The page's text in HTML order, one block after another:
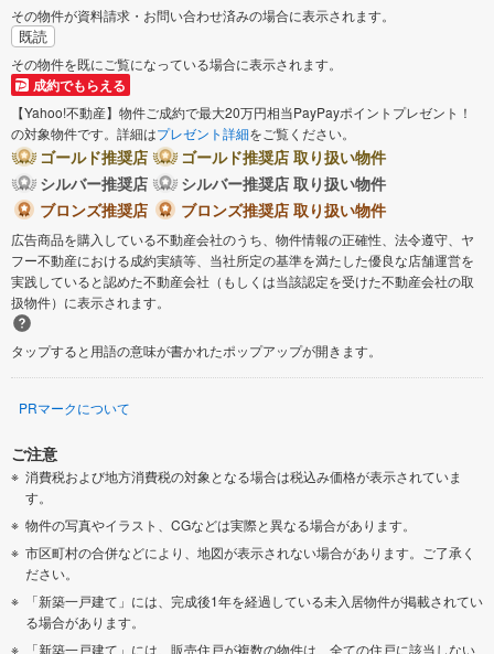
その物件が資料請求・お問い合わせ済みの場合に表示されます。
既読
その物件を既にご覧になっている場合に表示されます。
成約でもらえる
【Yahoo!不動産】物件ご成約で最大20万円相当PayPayポイントプレゼント！
の対象物件です。詳細はプレゼント詳細をご覧ください。
ゴールド推奨店
ゴールド推奨店 取り扱い物件
シルバー推奨店
シルバー推奨店 取り扱い物件
ブロンズ推奨店
ブロンズ推奨店 取り扱い物件
広告商品を購入している不動産会社のうち、物件情報の正確性、法令遵守、ヤ
フー不動産における成約実績等、当社所定の基準を満たした優良な店舗運営を
実践していると認めた不動産会社（もしくは当該認定を受けた不動産会社の取
扱物件）に表示されます。
タップすると用語の意味が書かれたポップアップが開きます。
PRマークについて
ご注意
消費税および地方消費税の対象となる場合は税込み価格が表示されていま
す。
物件の写真やイラスト、CGなどは実際と異なる場合があります。
市区町村の合併などにより、地図が表示されない場合があります。ご了承く
ださい。
「新築一戸建て」には、完成後1年を経過している未入居物件が掲載されてい
る場合があります。
「新築一戸建て」には、販売住戸が複数の物件は、全ての住戸に該当しない